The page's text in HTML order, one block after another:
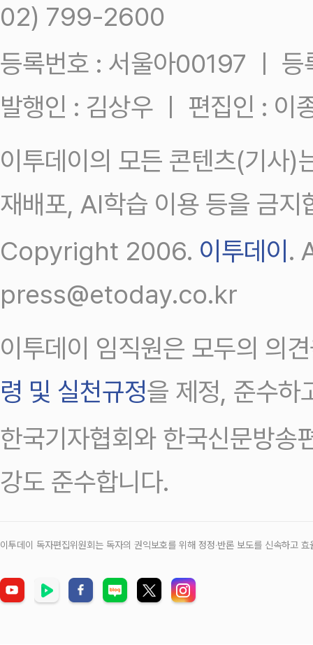
02) 799-2600
등록번호 : 서울아00197 ㅣ
발행인 : 김상우 ㅣ 편집인 : 이
이투데이의 모든 콘텐츠(기사)
재배포, AI학습 이용 등을 금지
Copyright 2006. 이투데이.
press@etoday.co.kr
이투데이 임직원은 모두의 의
령 및 실천규정을 제정, 준수하
한국기자협회와 한국신문방송
강도 준수합니다.
이투데이 독자편집위원회는 독자의 권익보호를 위해 정정‧반론 보도를 신속하고